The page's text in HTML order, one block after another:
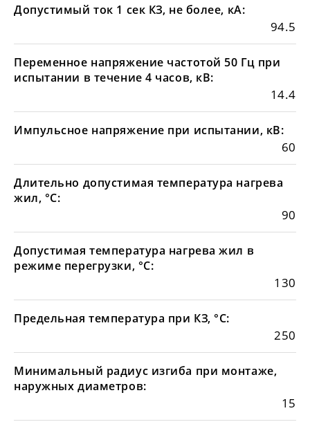
Допустимый ток 1 сек КЗ, не более, кА:
94.5
Переменное напряжение частотой 50 Гц при
испытании в течение 4 часов, кВ:
14.4
Импульсное напряжение при испытании, кВ:
60
Длительно допустимая температура нагрева
жил, °С:
90
Допустимая температура нагрева жил в
режиме перегрузки, °С:
130
Предельная температура при КЗ, °С:
250
Минимальный радиус изгиба при монтаже,
наружных диаметров:
15